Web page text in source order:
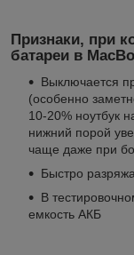
Признаки, при
батареи в
Выключается
(особенно
10-20% ноутбук
нижний порой
чаще даже при
Быстро
В
емкость АКБ